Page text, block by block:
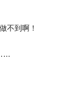
不到啊！